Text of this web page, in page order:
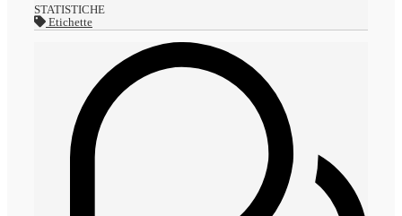
STATISTICHE
Etichette